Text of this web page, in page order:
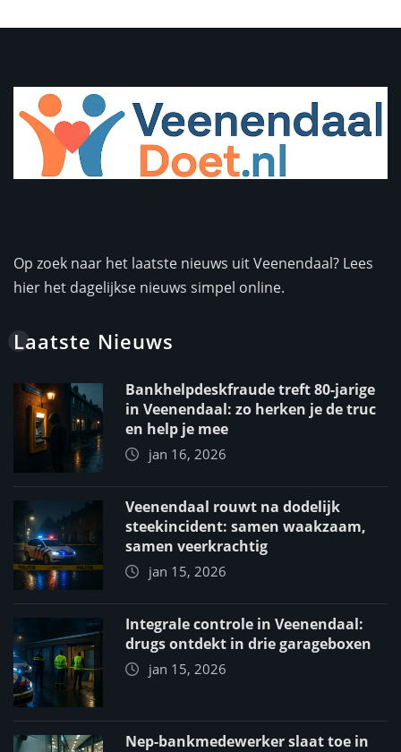
Op zoek naar het laatste nieuws uit Veenendaal? Lees
hier het dagelijkse nieuws simpel online.
Laatste Nieuws
Bankhelpdeskfraude treft 80-jarige
in Veenendaal: zo herken je de truc
en help je mee
jan 16, 2026
Veenendaal rouwt na dodelijk
steekincident: samen waakzaam,
samen veerkrachtig
jan 15, 2026
Integrale controle in Veenendaal:
drugs ontdekt in drie garageboxen
jan 15, 2026
Nep-bankmedewerker slaat toe in